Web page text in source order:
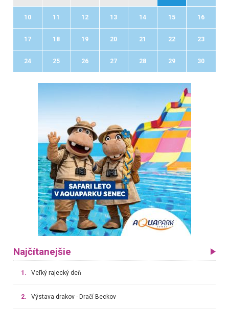
10 11 12 13 14 15 16
17 18 19 20 21 22 23
24 25 26 27 28 29 30
Najčítanejšie
1. Veľký rajecký deň
2. Výstava drakov - Dračí Beckov